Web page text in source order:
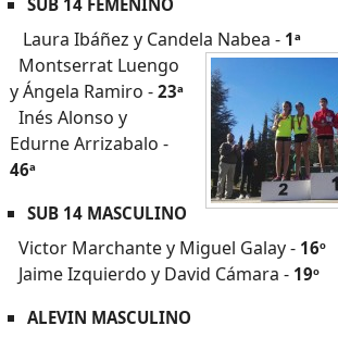
Laura Ibáñez y Candela Nabea - 1ª
Montserrat Luengo
y Ángela Ramiro - 23ª
Inés Alonso y
Edurne Arrizabalo -
46ª
SUB 14 MASCULINO
Victor Marchante y Miguel Galay - 16º
Jaime Izquierdo y David Cámara - 19º
ALEVIN MASCULINO